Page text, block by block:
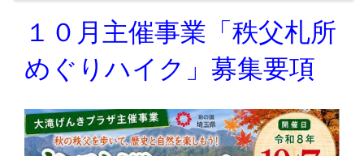
１０月主催事業「秩父札所
めぐりハイク」募集要項